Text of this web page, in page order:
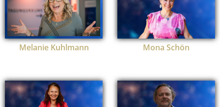
Melanie Kuhlmann Mona Schön